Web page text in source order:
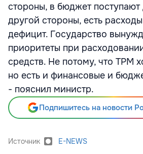
стороны, в бюджет поступают
другой стороны, есть
дефицит. Государство
приоритеты при
средств. Не потому, что ТРМ
но есть и финансовые и
- пояснил министр.
Подпишитесь на новости
Источник E-NEWS